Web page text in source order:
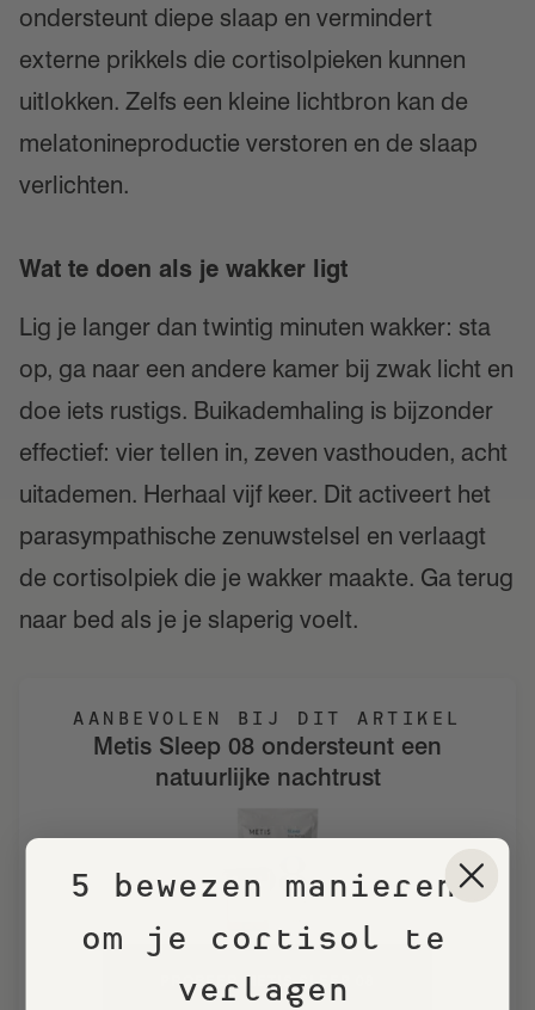
ondersteunt diepe slaap en vermindert
externe prikkels die cortisolpieken kunnen
uitlokken. Zelfs een kleine lichtbron kan de
melatonineproductie verstoren en de slaap
verlichten.
Wat te doen als je wakker ligt
Lig je langer dan twintig minuten wakker: sta
op, ga naar een andere kamer bij zwak licht en
doe iets rustigs. Buikademhaling is bijzonder
effectief: vier tellen in, zeven vasthouden, acht
uitademen. Herhaal vijf keer. Dit activeert het
parasympathische zenuwstelsel en verlaagt
de cortisolpiek die je wakker maakte. Ga terug
naar bed als je je slaperig voelt.
AANBEVOLEN BIJ DIT ARTIKEL
Metis Sleep 08 ondersteunt een
natuurlijke nachtrust
PROBEER METIS SLEEP 08
5 bewezen manieren
om je cortisol te
verlagen